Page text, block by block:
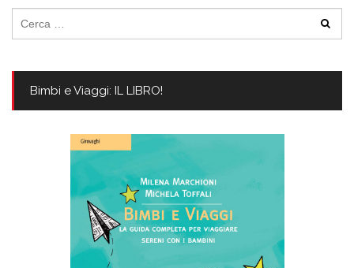
per:
Bimbi e Viaggi: IL LIBRO!